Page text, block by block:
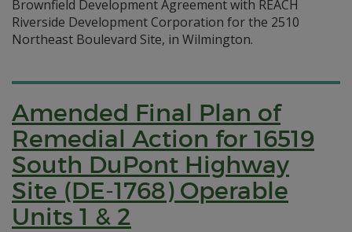
Brownfield Development Agreement with REACH
Riverside Development Corporation for the 2510
Northeast Boulevard Site, in Wilmington.
Amended Final Plan of
Remedial Action for 16519
South DuPont Highway
Site (DE-1768) Operable
Units 1 & 2